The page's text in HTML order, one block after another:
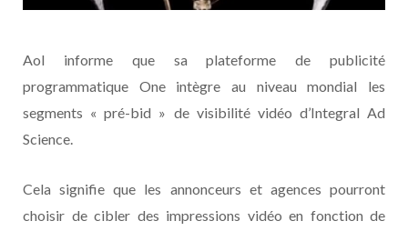
Aol informe que sa plateforme de publicité
programmatique One intègre au niveau mondial les
segments « pré-bid » de visibilité vidéo d’Integral Ad
Science.
Cela signifie que les annonceurs et agences pourront
choisir de cibler des impressions vidéo en fonction de